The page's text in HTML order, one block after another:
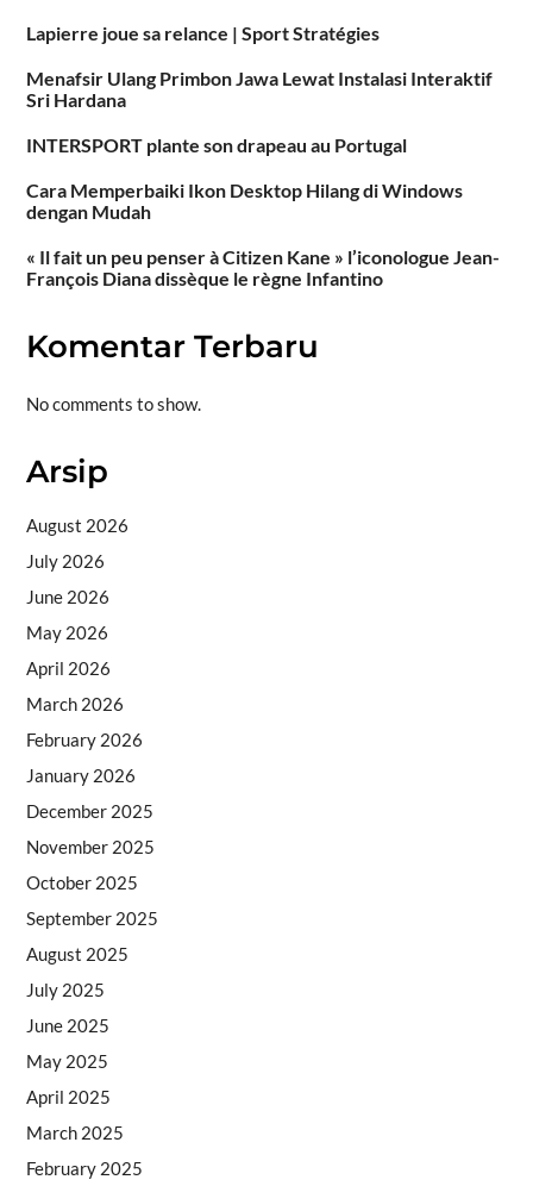
Lapierre joue sa relance | Sport Stratégies
Menafsir Ulang Primbon Jawa Lewat Instalasi Interaktif
Sri Hardana
INTERSPORT plante son drapeau au Portugal
Cara Memperbaiki Ikon Desktop Hilang di Windows
dengan Mudah
« Il fait un peu penser à Citizen Kane » l’iconologue Jean-
François Diana dissèque le règne Infantino
Komentar Terbaru
No comments to show.
Arsip
August 2026
July 2026
June 2026
May 2026
April 2026
March 2026
February 2026
January 2026
December 2025
November 2025
October 2025
September 2025
August 2025
July 2025
June 2025
May 2025
April 2025
March 2025
February 2025